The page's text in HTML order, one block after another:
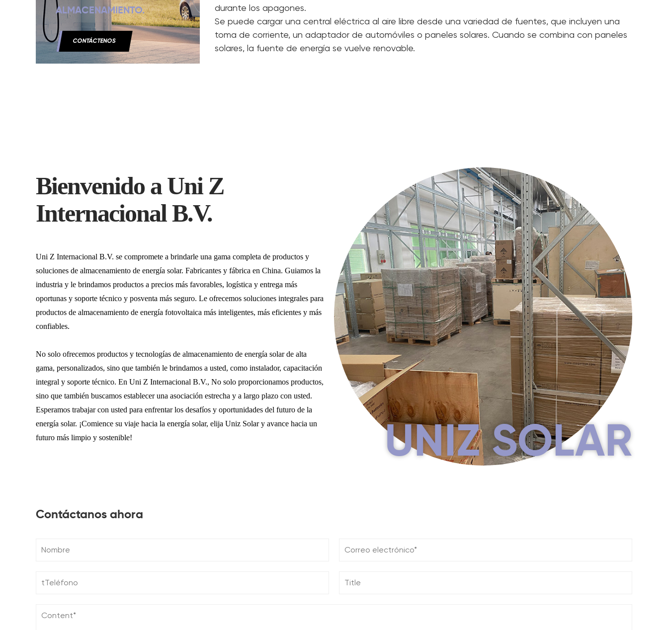
ALMACENAMIENTO.
CONTÁCTENOS
durante los apagones.
Se puede cargar una central eléctrica al aire libre desde una variedad de fuentes, que incluyen una
toma de corriente, un adaptador de automóviles o paneles solares. Cuando se combina con paneles
solares, la fuente de energía se vuelve renovable.
Bienvenido a Uni Z
Internacional B.V.
Uni Z Internacional B.V. se compromete a brindarle una gama completa de productos y
soluciones de almacenamiento de energía solar. Fabricantes y fábrica en China. Guiamos la
industria y le brindamos productos a precios más favorables, logística y entrega más
oportunas y soporte técnico y posventa más seguro. Le ofrecemos soluciones integrales para
productos de almacenamiento de energía fotovoltaica más inteligentes, más eficientes y más
confiables.
No solo ofrecemos productos y tecnologías de almacenamiento de energía solar de alta
gama, personalizados, sino que también le brindamos a usted, como instalador, capacitación
integral y soporte técnico. En Uni Z Internacional B.V., No solo proporcionamos productos,
sino que también buscamos establecer una asociación estrecha y a largo plazo con usted.
Esperamos trabajar con usted para enfrentar los desafíos y oportunidades del futuro de la
energía solar. ¡Comience su viaje hacia la energía solar, elija Uniz Solar y avance hacia un
futuro más limpio y sostenible!
UNIZ SOLAR
Contáctanos ahora